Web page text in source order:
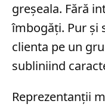
greșeala. Fără
îmbogăți. Pur și
clienta pe un
subliniind
Reprezentanții